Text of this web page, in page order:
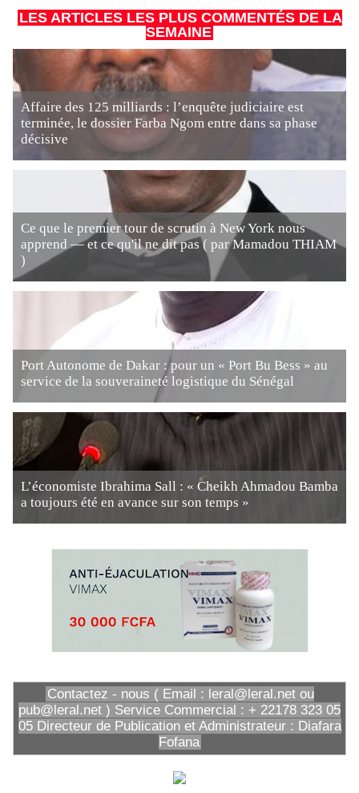
LES ARTICLES LES PLUS COMMENTÉS DE LA
SEMAINE
Affaire des 125 milliards : l’enquête judiciaire est
terminée, le dossier Farba Ngom entre dans sa phase
décisive
Ce que le premier tour de scrutin à New York nous
apprend — et ce qu'il ne dit pas ( par Mamadou THIAM
)
Port Autonome de Dakar : pour un « Port Bu Bess » au
service de la souveraineté logistique du Sénégal
L’économiste Ibrahima Sall : « Cheikh Ahmadou Bamba
a toujours été en avance sur son temps »
Contactez - nous ( Email : leral@leral.net ou
pub@leral.net ) Service Commercial : + 22178 323 05
05 Directeur de Publication et Administrateur : Diafara
Fofana